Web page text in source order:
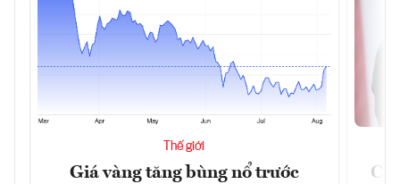
Thế giới
Giá vàng tăng bùng nổ trước